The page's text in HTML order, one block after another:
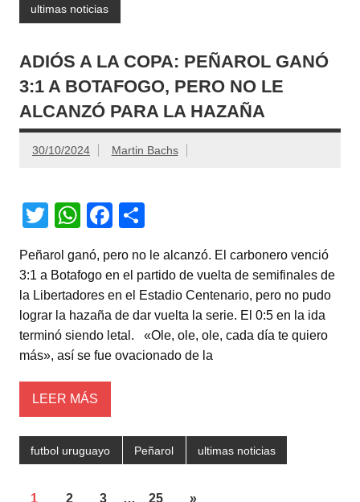
ultimas noticias
ADIÓS A LA COPA: PEÑAROL GANÓ
3:1 A BOTAFOGO, PERO NO LE
ALCANZÓ PARA LA HAZAÑA
30/10/2024 Martin Bachs
T
tt
er
W
at
s
A
p
p
F
c
e
b
o
o
m
p
ar
tir
Peñarol ganó, pero no le alcanzó. El carbonero venció
3:1 a Botafogo en el partido de vuelta de semifinales de
la Libertadores en el Estadio Centenario, pero no pudo
lograr la hazaña de dar vuelta la serie. El 0:5 en la ida
terminó siendo letal. «Ole, ole, ole, cada día te quiero
más», así se fue ovacionado de la
LEER MÁS
futbol uruguayo Peñarol ultimas noticias
1 2 3 … 25 »